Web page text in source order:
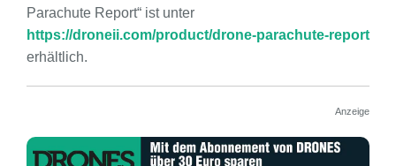
Parachute Report“ ist unter
https://droneii.com/product/drone-parachute-report
erhältlich.
Anzeige